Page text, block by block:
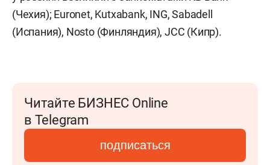
(Чехия); Euronet, Kutxabank, ING, Sabadell
(Испания), Nosto (Финляндия), JCC (Кипр).
Читайте БИЗНЕС Online
в Telegram
подписаться